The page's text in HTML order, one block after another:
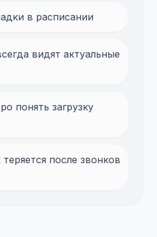
в расписании
видят актуальные
понять загрузку
теряется после звонков